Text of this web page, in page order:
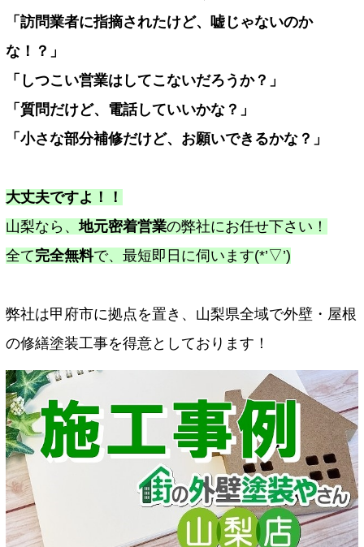
「訪問業者に指摘されたけど、嘘じゃないのか
な！？」
「しつこい営業はしてこないだろうか？」
「質問だけど、電話していいかな？」
「小さな部分補修だけど、お願いできるかな？」
大丈夫ですよ！！
山梨なら、地元密着営業の弊社にお任せ下さい！
全て完全無料で、最短即日に伺います(*’▽’)
弊社は甲府市に拠点を置き、山梨県全域で外壁・屋根
の修繕塗装工事を得意としております！